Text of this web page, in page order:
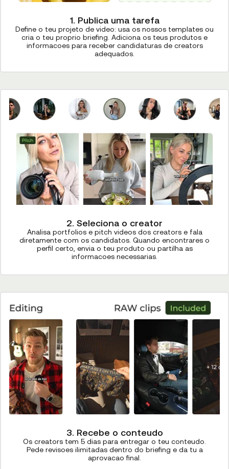
1. Publica uma tarefa
Define o teu projeto de video: usa os nossos templates ou
cria o teu proprio briefing. Adiciona os teus produtos e
informacoes para receber candidaturas de creators
adequados.
2. Seleciona o creator
Analisa portfolios e pitch videos dos creators e fala
diretamente com os candidatos. Quando encontrares o
perfil certo, envia o teu produto ou partilha as
informacoes necessarias.
3. Recebe o conteudo
Os creators tem 5 dias para entregar o teu conteudo.
Pede revisoes ilimitadas dentro do briefing e da tu a
aprovacao final.